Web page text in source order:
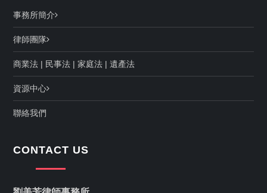
事務所簡介
律師團隊
商業法 | 民事法 |家庭法 |遺產法
資源中心
聯絡我們
CONTACT US